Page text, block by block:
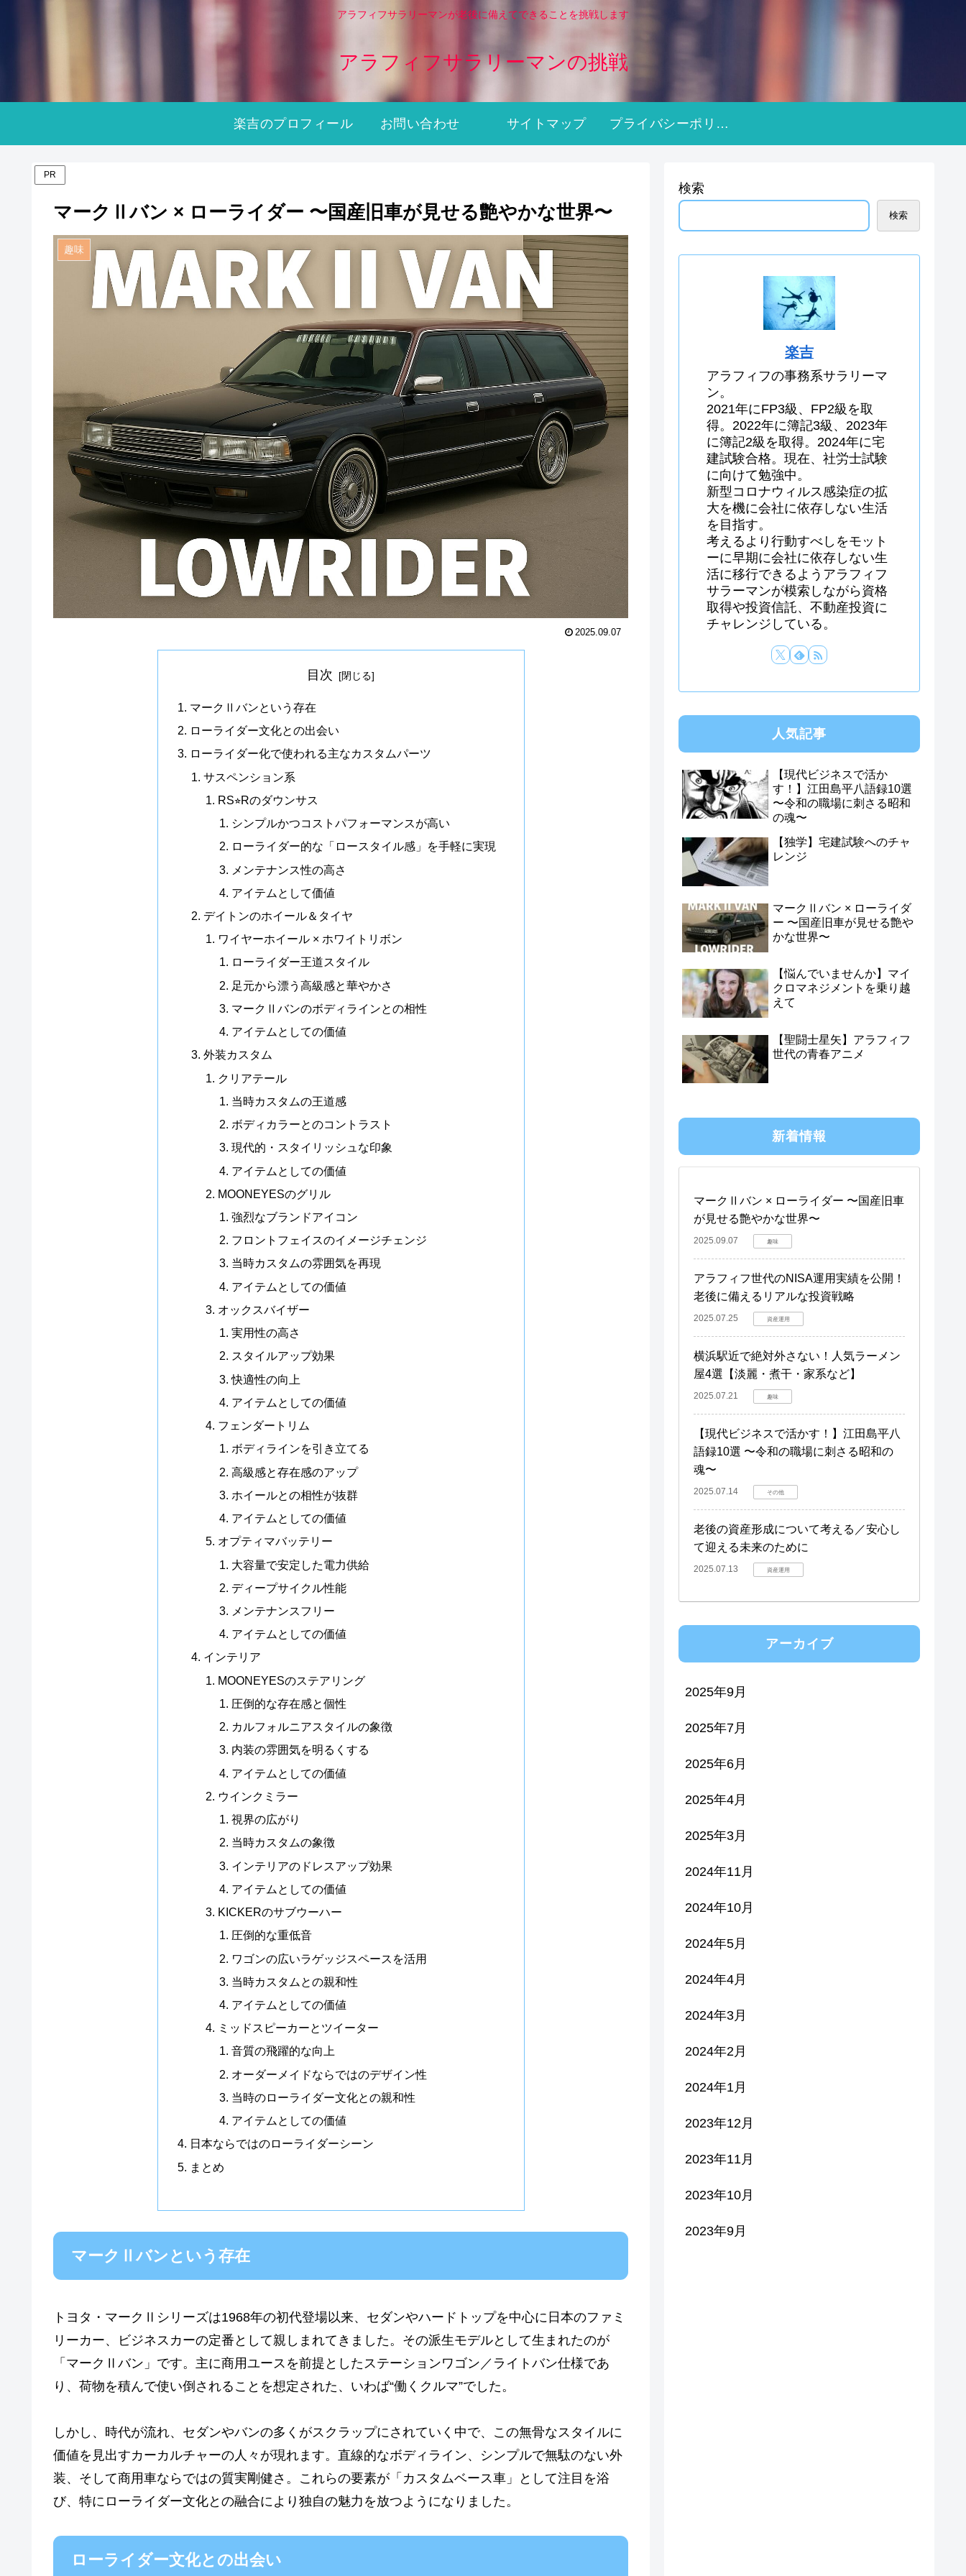
アラフィフサラリーマンが老後に備えてできることを挑戦します
アラフィフサラリーマンの挑戦
楽吉のプロフィール お問い合わせ サイトマップ プライバシーポリシー
PR
マークⅡバン × ローライダー 〜国産旧車が見せる艶やかな世界〜
趣味
2025.09.07
目次
マークⅡバンという存在
ローライダー文化との出会い
ローライダー化で使われる主なカスタムパーツ
サスペンション系
RS⭐︎Rのダウンサス
シンプルかつコストパフォーマンスが高い
ローライダー的な「ロースタイル感」を手軽に実現
メンテナンス性の高さ
アイテムとして価値
デイトンのホイール＆タイヤ
ワイヤーホイール × ホワイトリボン
ローライダー王道スタイル
足元から漂う高級感と華やかさ
マークⅡバンのボディラインとの相性
アイテムとしての価値
外装カスタム
クリアテール
当時カスタムの王道感
ボディカラーとのコントラスト
現代的・スタイリッシュな印象
アイテムとしての価値
MOONEYESのグリル
強烈なブランドアイコン
フロントフェイスのイメージチェンジ
当時カスタムの雰囲気を再現
アイテムとしての価値
オックスバイザー
実用性の高さ
スタイルアップ効果
快適性の向上
アイテムとしての価値
フェンダートリム
ボディラインを引き立てる
高級感と存在感のアップ
ホイールとの相性が抜群
アイテムとしての価値
オプティマバッテリー
大容量で安定した電力供給
ディープサイクル性能
メンテナンスフリー
アイテムとしての価値
インテリア
MOONEYESのステアリング
圧倒的な存在感と個性
カルフォルニアスタイルの象徴
内装の雰囲気を明るくする
アイテムとしての価値
ウインクミラー
視界の広がり
当時カスタムの象徴
インテリアのドレスアップ効果
アイテムとしての価値
KICKERのサブウーハー
圧倒的な重低音
ワゴンの広いラゲッジスペースを活用
当時カスタムとの親和性
アイテムとしての価値
ミッドスピーカーとツイーター
音質の飛躍的な向上
オーダーメイドならではのデザイン性
当時のローライダー文化との親和性
アイテムとしての価値
日本ならではのローライダーシーン
まとめ
マークⅡバンという存在
トヨタ・マークⅡシリーズは1968年の初代登場以来、セダンやハードトップを中心に日本のファミ
リーカー、ビジネスカーの定番として親しまれてきました。その派生モデルとして生まれたのが
「マークⅡバン」です。主に商用ユースを前提としたステーションワゴン／ライトバン仕様であ
り、荷物を積んで使い倒されることを想定された、いわば“働くクルマ”でした。
しかし、時代が流れ、セダンやバンの多くがスクラップにされていく中で、この無骨なスタイルに
価値を見出すカーカルチャーの人々が現れます。直線的なボディライン、シンプルで無駄のない外
装、そして商用車ならではの質実剛健さ。これらの要素が「カスタムベース車」として注目を浴
び、特にローライダー文化との融合により独自の魅力を放つようになりました。
ローライダー文化との出会い
検索
検索
楽吉
アラフィフの事務系サラリーマ
ン。
2021年にFP3級、FP2級を取
得。2022年に簿記3級、2023年
に簿記2級を取得。2024年に宅
建試験合格。現在、社労士試験
に向けて勉強中。
新型コロナウィルス感染症の拡
大を機に会社に依存しない生活
を目指す。
考えるより行動すべしをモット
ーに早期に会社に依存しない生
活に移行できるようアラフィフ
サラーマンが模索しながら資格
取得や投資信託、不動産投資に
チャレンジしている。
人気記事
【現代ビジネスで活か
す！】江田島平八語録10選
〜令和の職場に刺さる昭和
の魂〜
【独学】宅建試験へのチャ
レンジ
マークⅡバン × ローライダ
ー 〜国産旧車が見せる艶や
かな世界〜
【悩んでいませんか】マイ
クロマネジメントを乗り越
えて
【聖闘士星矢】アラフィフ
世代の青春アニメ
新着情報
マークⅡバン × ローライダー 〜国産旧車
が見せる艶やかな世界〜
2025.09.07 趣味
アラフィフ世代のNISA運用実績を公開！
老後に備えるリアルな投資戦略
2025.07.25 資産運用
横浜駅近で絶対外さない！人気ラーメン
屋4選【淡麗・煮干・家系など】
2025.07.21 趣味
【現代ビジネスで活かす！】江田島平八
語録10選 〜令和の職場に刺さる昭和の
魂〜
2025.07.14 その他
老後の資産形成について考える／安心し
て迎える未来のために
2025.07.13 資産運用
アーカイブ
2025年9月
2025年7月
2025年6月
2025年4月
2025年3月
2024年11月
2024年10月
2024年5月
2024年4月
2024年3月
2024年2月
2024年1月
2023年12月
2023年11月
2023年10月
2023年9月